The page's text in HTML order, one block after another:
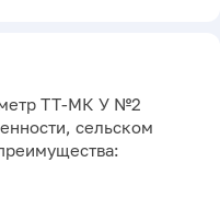
ТТ-МК У №2
сельском